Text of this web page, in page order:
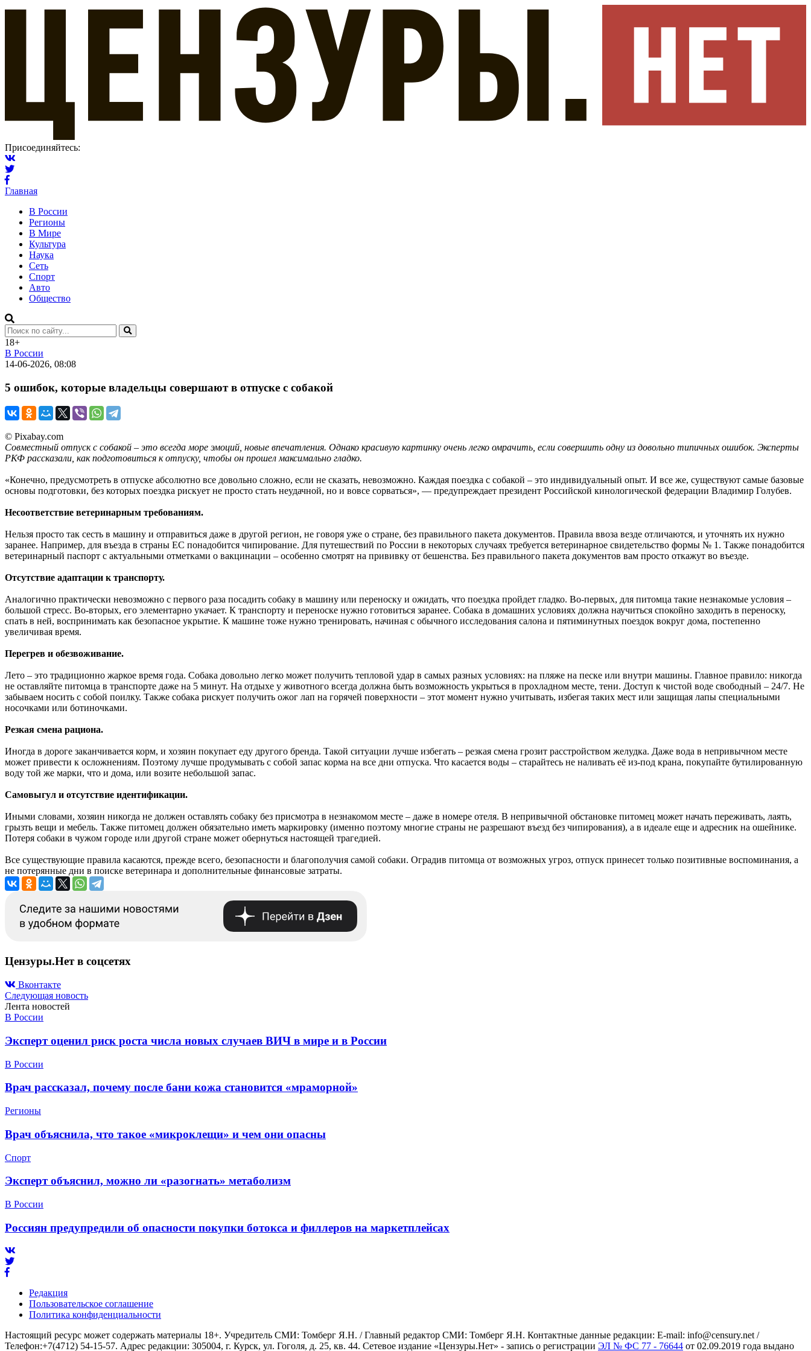
Присоединяйтесь:
Главная
В России
Регионы
В Мире
Культура
Наука
Сеть
Спорт
Авто
Общество
18+
В России
14-06-2026, 08:08
5 ошибок, которые владельцы совершают в отпуске с собакой
© Pixabay.com
Совместный отпуск с собакой – это всегда море эмоций, новые впечатления. Однако красивую картинку очень легко омрачить, если совершить одну из довольно типичных ошибок. Эксперты
РКФ рассказали, как подготовиться к отпуску, чтобы он прошел максимально гладко.
«Конечно, предусмотреть в отпуске абсолютно все довольно сложно, если не сказать, невозможно. Каждая поездка с собакой – это индивидуальный опыт. И все же, существуют самые базовые
основы подготовки, без которых поездка рискует не просто стать неудачной, но и вовсе сорваться», — предупреждает президент Российской кинологической федерации Владимир Голубев.
Несоответствие ветеринарным требованиям.
Нельзя просто так сесть в машину и отправиться даже в другой регион, не говоря уже о стране, без правильного пакета документов. Правила ввоза везде отличаются, и уточнять их нужно
заранее. Например, для въезда в страны ЕС понадобится чипирование. Для путешествий по России в некоторых случаях требуется ветеринарное свидетельство формы № 1. Также понадобится
ветеринарный паспорт с актуальными отметками о вакцинации – особенно смотрят на прививку от бешенства. Без правильного пакета документов вам просто откажут во въезде.
Отсутствие адаптации к транспорту.
Аналогично практически невозможно с первого раза посадить собаку в машину или переноску и ожидать, что поездка пройдет гладко. Во-первых, для питомца такие незнакомые условия –
большой стресс. Во-вторых, его элементарно укачает. К транспорту и переноске нужно готовиться заранее. Собака в домашних условиях должна научиться спокойно заходить в переноску,
спать в ней, воспринимать как безопасное укрытие. К машине тоже нужно тренировать, начиная с обычного исследования салона и пятиминутных поездок вокруг дома, постепенно
увеличивая время.
Перегрев и обезвоживание.
Лето – это традиционно жаркое время года. Собака довольно легко может получить тепловой удар в самых разных условиях: на пляже на песке или внутри машины. Главное правило: никогда
не оставляйте питомца в транспорте даже на 5 минут. На отдыхе у животного всегда должна быть возможность укрыться в прохладном месте, тени. Доступ к чистой воде свободный – 24/7. Не
забываем носить с собой поилку. Также собака рискует получить ожог лап на горячей поверхности – этот момент нужно учитывать, избегая таких мест или защищая лапы специальными
носочками или ботиночками.
Резкая смена рациона.
Иногда в дороге заканчивается корм, и хозяин покупает еду другого бренда. Такой ситуации лучше избегать – резкая смена грозит расстройством желудка. Даже вода в непривычном месте
может привести к осложнениям. Поэтому лучше продумывать с собой запас корма на все дни отпуска. Что касается воды – старайтесь не наливать её из-под крана, покупайте бутилированную
воду той же марки, что и дома, или возите небольшой запас.
Самовыгул и отсутствие идентификации.
Иными словами, хозяин никогда не должен оставлять собаку без присмотра в незнакомом месте – даже в номере отеля. В непривычной обстановке питомец может начать переживать, лаять,
грызть вещи и мебель. Также питомец должен обязательно иметь маркировку (именно поэтому многие страны не разрешают въезд без чипирования), а в идеале еще и адресник на ошейнике.
Потеря собаки в чужом городе или другой стране может обернуться настоящей трагедией.
Все существующие правила касаются, прежде всего, безопасности и благополучия самой собаки. Оградив питомца от возможных угроз, отпуск принесет только позитивные воспоминания, а
не потерянные дни в поиске ветеринара и дополнительные финансовые затраты.
Цензуры.Нет в соцсетях
Вконтакте
Следующая новость
Лента новостей
В России
Эксперт оценил риск роста числа новых случаев ВИЧ в мире и в России
В России
Врач рассказал, почему после бани кожа становится «мраморной»
Регионы
Врач объяснила, что такое «микроклещи» и чем они опасны
Спорт
Эксперт объяснил, можно ли «разогнать» метаболизм
В России
Россиян предупредили об опасности покупки ботокса и филлеров на маркетплейсах
Редакция
Пользовательское соглашение
Политика конфиденциальности
Настоящий ресурс может содержать материалы 18+. Учредитель СМИ: Томберг Я.Н. / Главный редактор СМИ: Томберг Я.Н. Контактные данные редакции: E-mail: info@censury.net /
Телефон:+7(4712) 54-15-57. Адрес редакции: 305004, г. Курск, ул. Гоголя, д. 25, кв. 44. Сетевое издание «Цензуры.Нет» - запись о регистрации ЭЛ № ФС 77 - 76644 от 02.09.2019 года выдано